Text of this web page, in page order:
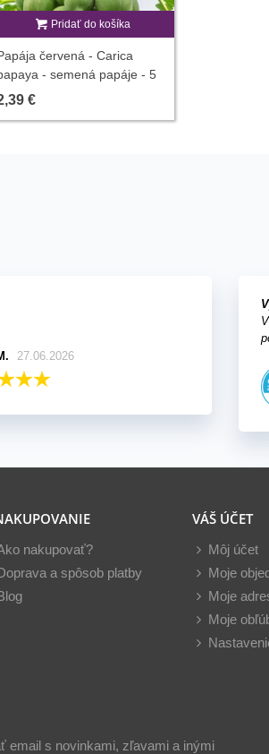
Pridať do košíka
červená - Carica
- semená papáje - 5
€
27.06.2026
nakupovať?
a spôsob platby
VÁŠ ÚČET
Môj účet
Moje
Moje
Moje
email s novinkami, zľavami a inými